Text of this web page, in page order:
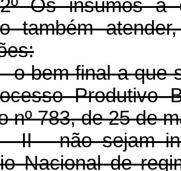
Os insumos a
também
final a que se
Produtivo
nº 783, de 25 de
sejam
Nacional de